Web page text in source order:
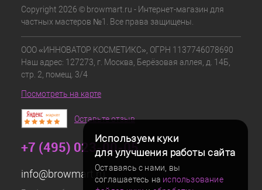
Используем куки
для улучшения работы сайта
Оставаясь с нами, вы
соглашаетесь на использование
Copyright 2026 © browmart.ru - Интернет-магазин для
частных мастеров №1. Все права защищены.
ООО «ИННОВАТОР КОСМЕТИКС», ОГРН 1137746078690
Наш адрес: 127273, г. Москва, Берёзовая аллея, д. 14Б,
стр. 2, помещ. 3/4
Посмотреть на карте
Оставьте отзыв
+7 (495) 023-00-05
info@browmart.ru